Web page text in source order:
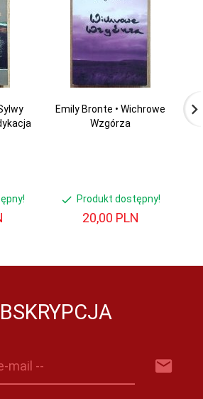
Emily Bronte • Wichrowe
Wzgórza
Produkt dostępny!
20,00 PLN
mail --